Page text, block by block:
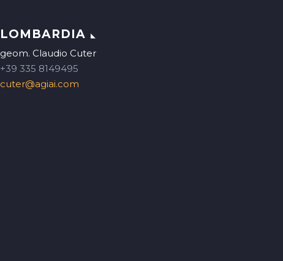
LOMBARDIA
geom. Claudio Cuter
+39 335 8149495
cuter@agiai.com